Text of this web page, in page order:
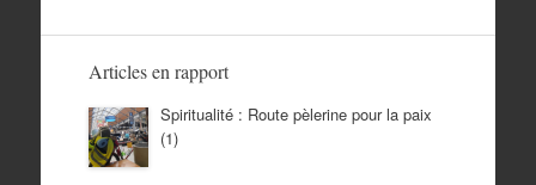
Articles en rapport
Spiritualité : Route pèlerine pour la paix
(1)